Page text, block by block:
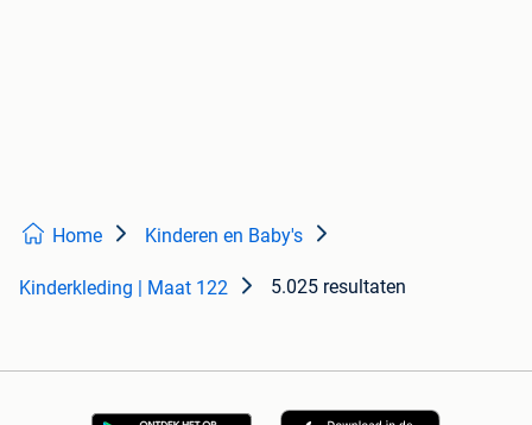
Home Kinderen en Baby's
Kinderkleding | Maat 122 5.025 resultaten